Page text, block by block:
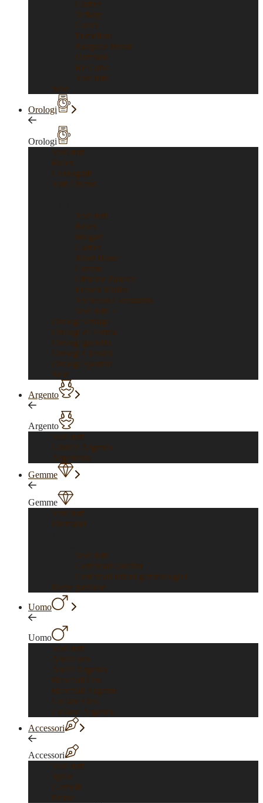
Cartier
Tiffany
Gucci
Pomellato
Pasquale Bruni
Damiani
Re Carlo
Vedi tutti
Sold
Orologi
Orologi
Vedi tutti
Rolex
Cronografi
Tutti i brand
Vedi tutti
Rolex
Bulgari
Cartier
Mont Blanc
Corum
Officine Panerai
Franck Muller
Vacheron Constantin
Vedi tutti >
Orologi vintage
Orologi di Forma
Orologi gioiello
Orologi Classici
Orologi Sportivi
Sold
Argento
Argento
Vedi tutti
Gioielli Argento
Argenteria
Gemme
Gemme
Vedi tutti
Diamanti
Vedi tutti
Certificati Orofirst
Certificati istituti gemmologici
Pietre preziose
Uomo
Uomo
Vedi tutti
Anelli oro
Anelli Argento
Bracciali Oro
Bracciali Argento
Collane Oro
Collane Argento
Accessori
Accessori
Vedi tutti
Spille
Gemelli
Penne